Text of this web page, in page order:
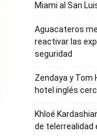
Miami al San
Aguacateros
reactivar las
seguridad
Zendaya y Tom
hotel inglés
Khloé
de telerrealidad